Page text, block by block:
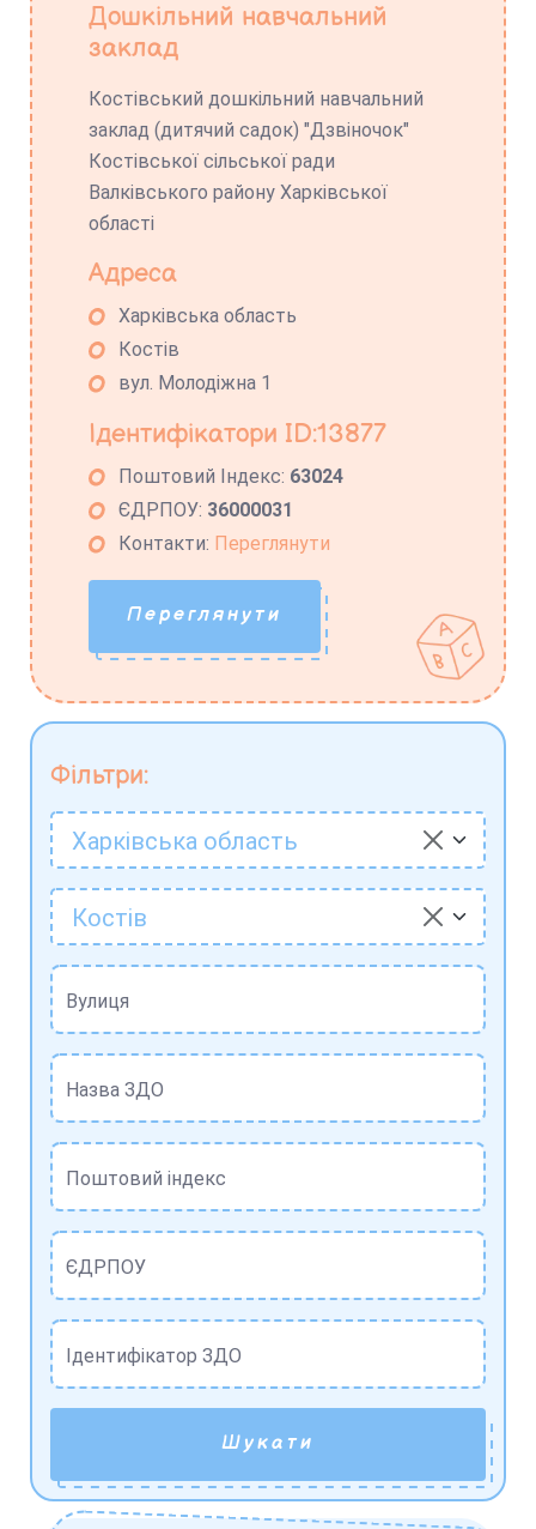
Фільтри:
Харківська область
Костів
Вулиця
Назва ЗДО
Поштовий індекс
ЄДРПОУ
Ідентифікатор ЗДО
Шукати
Дошкільний навчальний
заклад
Костівський дошкільний навчальний
заклад (дитячий садок) "Дзвіночок"
Костівської сільської ради
Валківського району Харківської
області
Адреса
Харківська область
Костів
вул. Молодіжна 1
Ідентифікатори ID:13877
Поштовий Індекс: 63024
ЄДРПОУ: 36000031
Контакти: Переглянути
Переглянути